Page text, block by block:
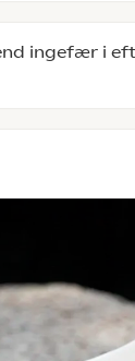
ingefær i